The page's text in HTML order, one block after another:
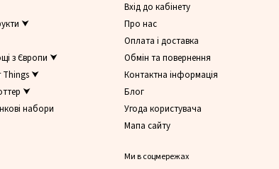
⮟
з Європи ⮟
Things ⮟
⮟
набори
Вхід до кабінету
Про нас
Оплата і доставка
Обмін та повернення
Контактна інформація
Блог
Угода користувача
Мапа сайту
Ми в соцмережах